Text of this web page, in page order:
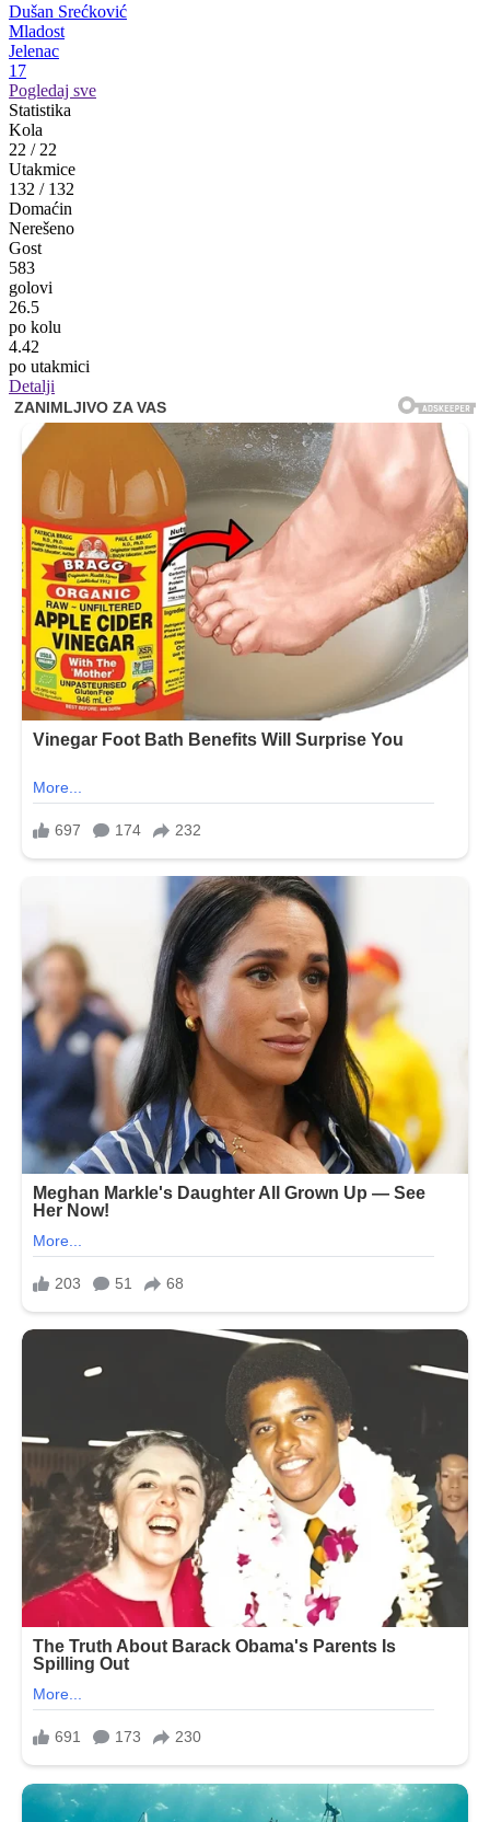
Dušan Srećković
Mladost
Jelenac
17
Pogledaj sve
Statistika
Kola
22 / 22
Utakmice
132 / 132
Domaćin
Nerešeno
Gost
583
golovi
26.5
po kolu
4.42
po utakmici
Detalji